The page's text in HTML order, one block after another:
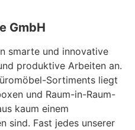
GmbH
smarte und innovative
produktive Arbeiten an.
Sortiments liegt
und Raum-in-Raum-
kaum einem
sind. Fast jedes unserer